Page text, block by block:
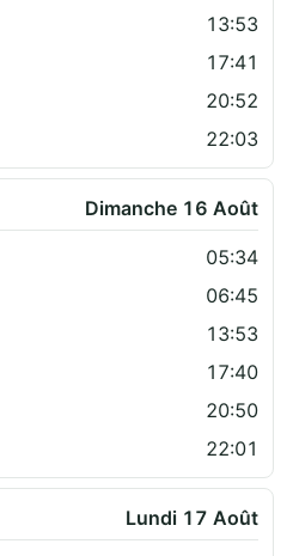
13:53
17:41
20:52
22:03
Dimanche 16 Août
05:34
06:45
13:53
17:40
20:50
22:01
Lundi 17 Août